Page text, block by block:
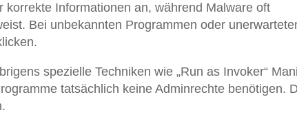
Informationen an, während Malware oft
Bei unbekannten Programmen oder
spezielle Techniken wie „Run as Invoker“
tatsächlich keine Adminrechte benötigen.